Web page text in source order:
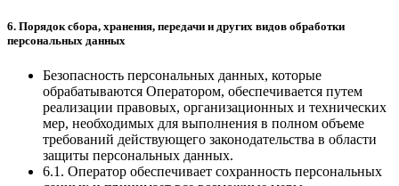
6. Порядок сбора, хранения, передачи и других видов обработки
персональных данных
Безопасность персональных данных, которые
обрабатываются Оператором, обеспечивается путем
реализации правовых, организационных и технических
мер, необходимых для выполнения в полном объеме
требований действующего законодательства в области
защиты персональных данных.
6.1. Оператор обеспечивает сохранность персональных